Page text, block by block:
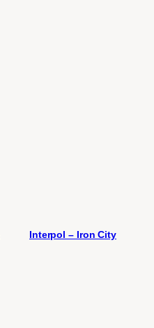
Interpol – Iron City